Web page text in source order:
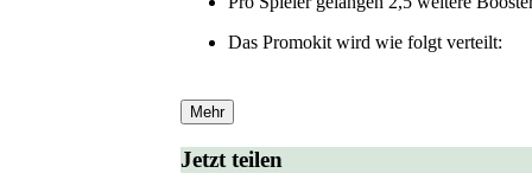
Das Promokit wird wie folgt verteilt:
Mehr
Jetzt teilen